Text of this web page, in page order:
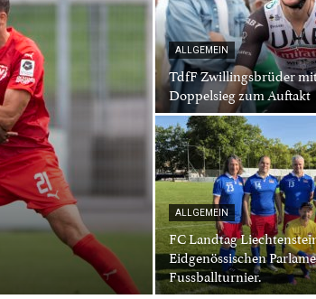
ALLGEMEIN
TdfF Zwillingsbrüder
Doppelsieg zum Auftakt
ALLGEMEIN
FC Landtag
Eidgenössischen
Fussballturnier.